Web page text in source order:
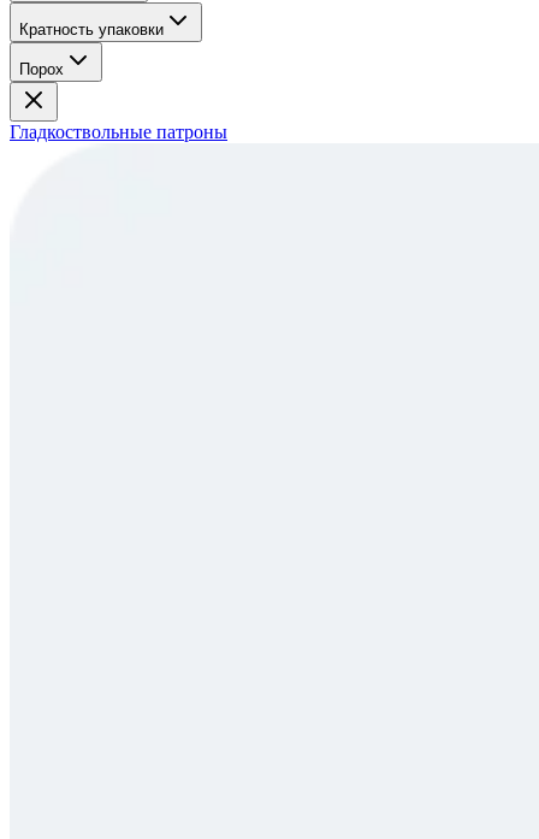
Кратность упаковки
Порох
Гладкоствольные патроны